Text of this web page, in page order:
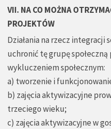
VII. NA CO MOŻNA
PROJEKTÓW
Działania na rzecz integracji
uchronić tę grupę
wykluczeniem społecznym:
a) tworzenie i
b) zajęcia aktywizacyjne
trzeciego wieku;
c) zajęcia aktywizacyjne w